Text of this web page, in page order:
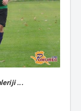
...